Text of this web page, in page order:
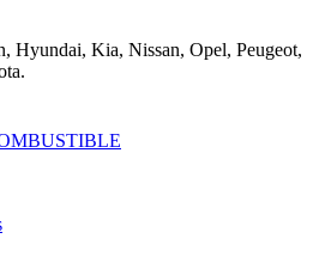
Hyundai, Kia, Nissan, Opel, Peugeot,